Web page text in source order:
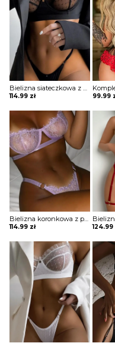
114.99 zł 99.99
114.99 zł 124.99